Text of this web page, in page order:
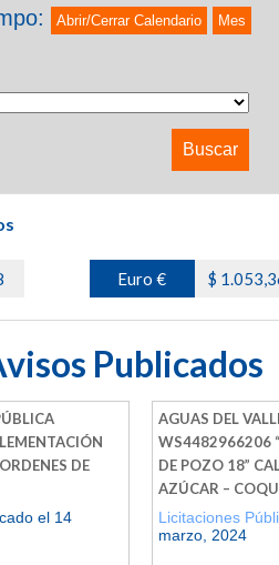
Abrir/Cerrar Calendario Mes
Euro € $
Publicados
DE
el 14
AGUAS DEL
WS4482966206
DE POZO 18”
AZÚCAR –
Licitaciones
marzo, 2024